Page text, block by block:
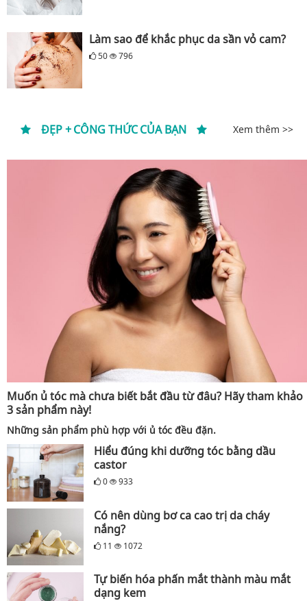
Làm sao để khắc phục da sần vỏ cam?
50 796
ĐẸP + CÔNG THỨC CỦA BẠN Xem thêm >>
Muốn ủ tóc mà chưa biết bắt đầu từ đâu? Hãy tham khảo
3 sản phẩm này!
Những sản phẩm phù hợp với ủ tóc đều đặn.
Hiểu đúng khi dưỡng tóc bằng dầu
castor
0 933
Có nên dùng bơ ca cao trị da cháy
nắng?
11 1072
Tự biến hóa phấn mắt thành màu mắt
dạng kem